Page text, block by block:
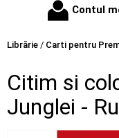
Contul
Librărie / Carti pentru
Citim si
Junglei -